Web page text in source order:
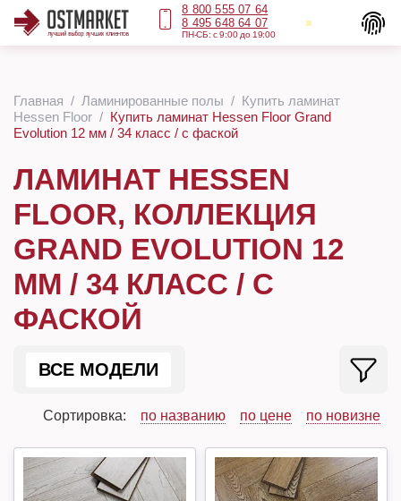
8 800 555 07 64
8 495 648 64 07
ПН-СБ: с 9:00 до 19:00
Главная Ламинированные полы
Купить ламинат
Hessen Floor
Купить ламинат Hessen Floor Grand
Evolution 12 мм / 34 класс / с фаской
ЛАМИНАТ HESSEN
FLOOR, КОЛЛЕКЦИЯ
GRAND EVOLUTION 12
ММ / 34 КЛАСС / С
ФАСКОЙ
ВСЕ МОДЕЛИ
Сортировка: по названию по цене по новизне